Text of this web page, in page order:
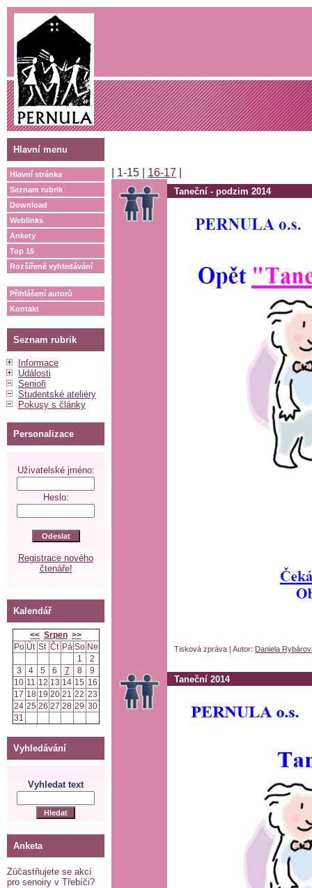
Hlavní menu
Hlavní stránka
Seznam rubrik
Download
Weblinks
Ankety
Top 15
Rozšířené vyhledávání
Přihlášení autorů
Kontakt
Seznam rubrik
Informace
Události
Senioři
Studentské ateliéry
Pokusy s články
Personalizace
Uživatelské jméno:
Heslo:
Registrace nového
čtenáře!
Kalendář
<< Srpen >>
Po Út St Čt Pá So Ne
1
2
3
4 5 6 7 8
9
10 11 12 13 14 15 16
17 18 19 20 21 22 23
24 25 26 27 28 29 30
31
Vyhledávání
Vyhledat text
Anketa
Zúčastňujete se akcí
pro senoiry v Třebíči?
1-15 16-17
Taneční - podzim 2014
Tisková zpráva | Autor: Daniela
Taneční 2014